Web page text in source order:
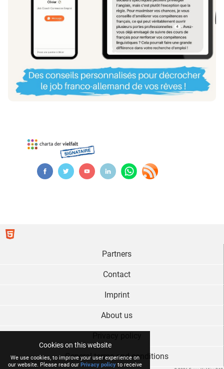
Cookies on this website
We use cookies, to improve your user experience on
our website. Please read our Privacy policy to receive
Partners
Contact
Imprint
About us
General terms and conditions